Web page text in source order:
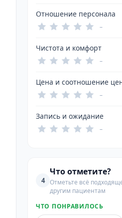
Отношение персонала
–
Чистота и комфорт
–
Цена и соотношение
–
Запись и ожидание
–
4
Что отметите?
Отметьте всё
другим пациентам
ЧТО ПОНРАВИЛОСЬ